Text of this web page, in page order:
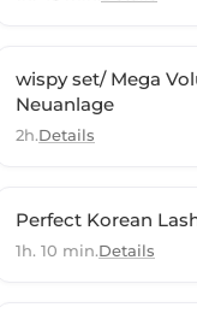
wispy set/ Mega
Neuanlage
2h.Details
Perfect Korean
1h. 10 min.Details